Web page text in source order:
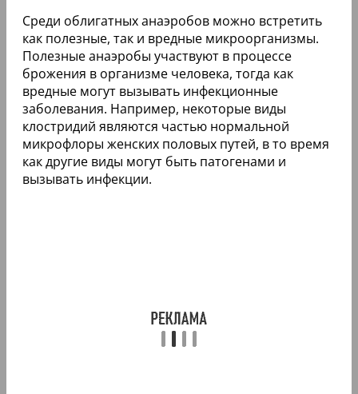
Среди облигатных анаэробов можно встретить
как полезные, так и вредные микроорганизмы.
Полезные анаэробы участвуют в процессе
брожения в организме человека, тогда как
вредные могут вызывать инфекционные
заболевания. Например, некоторые виды
клостридий являются частью нормальной
микрофлоры женских половых путей, в то время
как другие виды могут быть патогенами и
вызывать инфекции.